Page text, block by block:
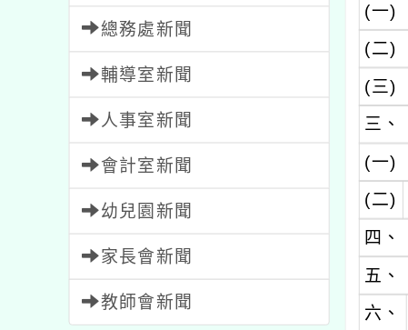
總務處新聞
輔導室新聞
人事室新聞
會計室新聞
幼兒園新聞
家長會新聞
教師會新聞
(一)
(二)
(三)
三、
(一)
(二)
四、
五、
六、